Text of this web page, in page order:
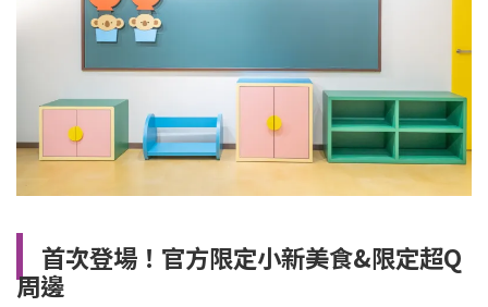
首次登場！官方限定小新美食&限定超Q
周邊